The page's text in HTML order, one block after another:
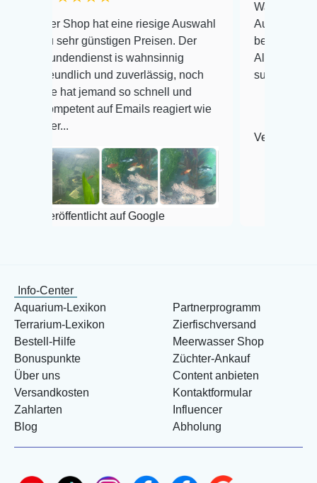
hat eine riesige Auswahl
günstigen Preisen. Der
is wahnsinnig
und zuverlässig, noch
jemand so schnell und
auf Emails reagiert wie
auf Google
Warenanlieferung Top
Auswahl plus
befinden der Fische
Alles ist quick lebendig
super Zustand. Gerne
Veröffentlicht auf Google
Info-Center
Aquarium-Lexikon
Terrarium-Lexikon
Bestell-Hilfe
Bonuspunkte
Über uns
Versandkosten
Zahlarten
Blog
Partnerprogramm
Zierfischversand
Meerwasser Shop
Züchter-Ankauf
Content anbieten
Kontaktformular
Influencer
Abholung